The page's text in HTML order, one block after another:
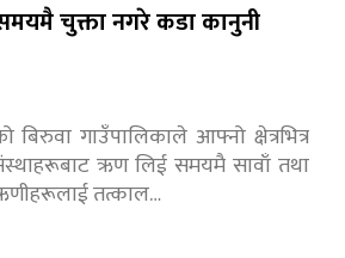
चुक्ता नगरे कडा कानुनी
बिरुवा गाउँपालिकाले आफ्नो क्षेत्रभित्र
ऋण लिई समयमै सावाँ तथा
तत्काल…